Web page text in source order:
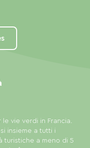
vie verdi in Francia.
insieme a tutti i
turistiche a meno di 5